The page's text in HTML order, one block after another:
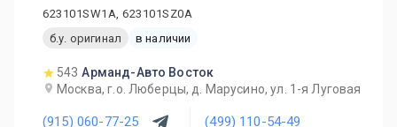
623101SW1A, 623101SZ0A
б.у. оригинал
в наличии
543 Арманд-Авто Восток
Москва, г.о. Люберцы, д. Марусино, ул. 1-я Луговая
(915) 060-77-25 (499) 110-54-49